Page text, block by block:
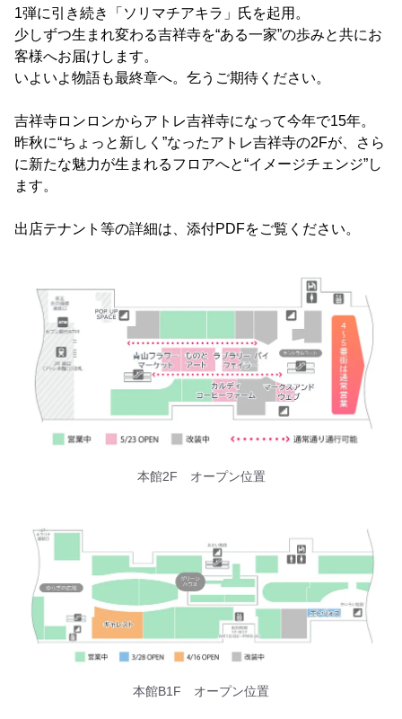
1弾に引き続き「ソリマチアキラ」氏を起用。
少しずつ生まれ変わる吉祥寺を“ある一家”の歩みと共にお
客様へお届けします。
いよいよ物語も最終章へ。乞うご期待ください。
吉祥寺ロンロンからアトレ吉祥寺になって今年で15年。
昨秋に“ちょっと新しく”なったアトレ吉祥寺の2Fが、さら
に新たな魅力が生まれるフロアへと“イメージチェンジ”し
ます。
出店テナント等の詳細は、添付PDFをご覧ください。
本館2F オープン位置
本館B1F オープン位置